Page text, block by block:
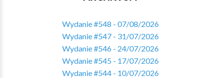
Wydanie #548 - 07/08/2026
Wydanie #547 - 31/07/2026
Wydanie #546 - 24/07/2026
Wydanie #545 - 17/07/2026
Wydanie #544 - 10/07/2026